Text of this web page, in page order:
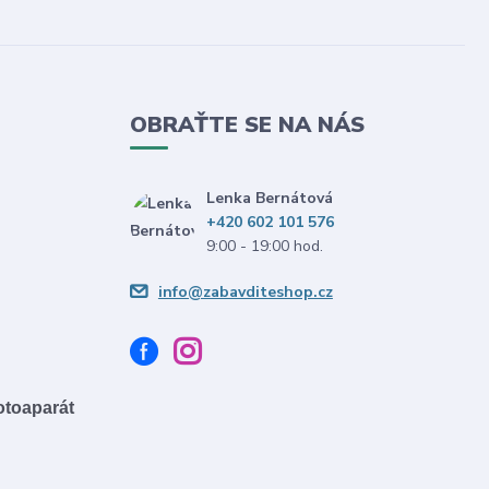
OBRAŤTE SE NA NÁS
Lenka Bernátová
+420 602 101 576
9:00 - 19:00 hod.
info@zabavditeshop.cz